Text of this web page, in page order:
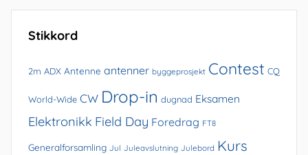
arkivet
Stikkord
2m ADX Antenne antenner byggeprosjekt Contest CQ
World-Wide CW Drop-in dugnad Eksamen
Elektronikk Field Day Foredrag FT8
Generalforsamling Jul Juleavslutning Julebord Kurs